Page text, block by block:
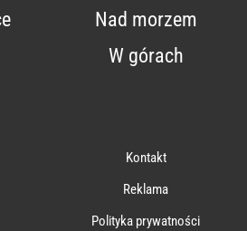
Nad morzem
W górach
Kontakt
Reklama
Polityka prywatności